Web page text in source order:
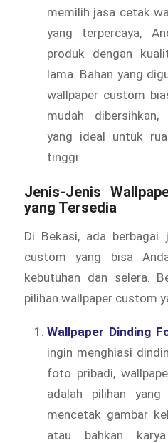
memilih jasa cetak
yang terpercaya,
produk dengan
lama. Bahan yang
wallpaper custom
mudah dibersihkan,
yang ideal untuk
tinggi.
Jenis-Jenis
yang Tersedia
Di Bekasi, ada berbagai
custom yang bisa
kebutuhan dan selera.
pilihan wallpaper custom
Wallpaper Dinding
ingin menghiasi
foto pribadi,
adalah pilihan
mencetak gambar
atau bahkan